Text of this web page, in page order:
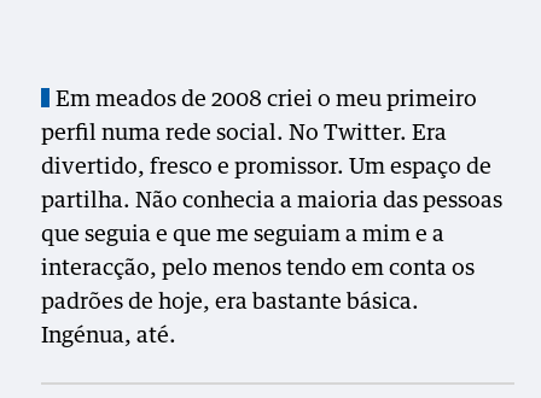
Em meados de 2008 criei o meu primeiro
perfil numa rede social. No Twitter. Era
divertido, fresco e promissor. Um espaço de
partilha. Não conhecia a maioria das pessoas
que seguia e que me seguiam a mim e a
interacção, pelo menos tendo em conta os
padrões de hoje, era bastante básica.
Ingénua, até.